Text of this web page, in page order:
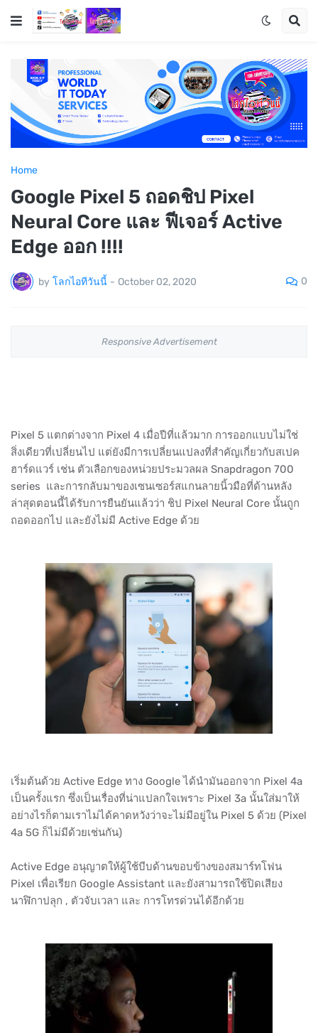
Home
Google Pixel 5 ถอดชิป Pixel
Neural Core และ ฟีเจอร์ Active
Edge ออก !!!!
by โลกไอทีวันนี้ - October 02, 2020 0
Responsive Advertisement
Pixel 5 แตกต่างจาก Pixel 4 เมื่อปีที่แล้วมาก การออกแบบไม่ใช่
สิ่งเดียวที่เปลี่ยนไป แต่ยังมีการเปลี่ยนแปลงที่สำคัญเกี่ยวกับสเปค
ฮาร์ดแวร์ เช่น ตัวเลือกของหน่วยประมวลผล Snapdragon 700
series และการกลับมาของเซนเซอร์สแกนลายนิ้วมือที่ด้านหลัง
ล่าสุดตอนนี้ได้รับการยืนยันแล้วว่า ชิป Pixel Neural Core นั้นถูก
ถอดออกไป และยังไม่มี Active Edge ด้วย
เริ่มต้นด้วย Active Edge ทาง Google ได้นำมันออกจาก Pixel 4a
เป็นครั้งแรก ซึ่งเป็นเรื่องที่น่าแปลกใจเพราะ Pixel 3a นั้นใส่มาให้
อย่างไรก็ตามเราไม่ได้คาดหวังว่าจะไม่มีอยู่ใน Pixel 5 ด้วย (Pixel
4a 5G ก็ไม่มีด้วยเช่นกัน)
Active Edge อนุญาตให้ผู้ใช้บีบด้านขอบข้างของสมาร์ทโฟน
Pixel เพื่อเรียก Google Assistant และยังสามารถใช้ปิดเสียง
นาฬิกาปลุก , ตัวจับเวลา และ การโทรด่วนได้อีกด้วย